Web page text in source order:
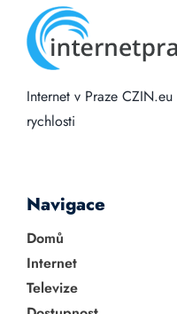
Internet v Praze CZIN.eu
rychlosti
Navigace
Domů
Internet
Televize